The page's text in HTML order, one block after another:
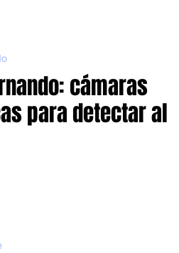
cámaras
para detectar al